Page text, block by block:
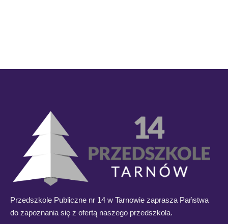
Przedszkole Publiczne nr 14 w Tarnowie zaprasza Państwa
do zapoznania się z ofertą naszego przedszkola.